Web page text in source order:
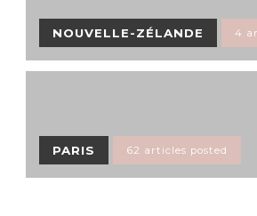
NOUVELLE-ZÉLANDE 4
PARIS 62 articles posted